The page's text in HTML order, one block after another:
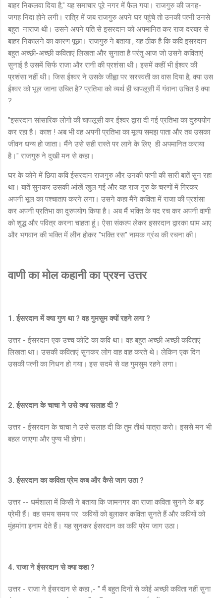
बाहर निकलवा दिया है," यह समाचार पूरे नगर में फैल गया। राजगुरु की जगह-
जगह निंदा होने लगी। रात्रि में जब राजगुरु अपने घर पहुंचे तो उनकी पत्नी उनसे
बहुत नाराज थी। उसने अपने पति से इसरदान को अपमानित कर राज दरबार से
बाहर निकालने का कारण पूछा। राजगुरु ने बताया , यह ठीक है कि कवि इसरदान
बहुत अच्छी-अच्छी कविताएं लिखता और सुनाता है परंतु आज जो उसने कविताएं
सुनाई है उसमें सिर्फ राजा और रानी की प्रशंसा थी। इसमें कहीं भी ईश्वर की
प्रशंसा नहीं थी। जिस ईश्वर ने उसके जीह्वा पर सरस्वती का वास दिया है, क्या उस
ईश्वर को भूल जाना उचित है? प्रतिभा को व्यर्थ ही चापलूसी में गंवाना उचित है क्या
?
"इसरदान सांसारिक लोगो की चापलूसी कर ईश्वर द्वारा दी गई प्रतिभा का दुरुपयोग
कर रहा है। काश ! अब भी वह अपनी प्रतिभा का मूल्य समझ पाता और तब उसका
जीवन धन्य हो जाता। मैंने उसे सही रास्ते पर लाने के लिए ही अपमानित कराया
है।" राजगुरु ने दुखी मन से कहा।
घर के कोने में छिपा कवि ईसरदान राजगुरु और उनकी पत्नी की सारी बातें सुन रहा
था। बातें सुनकर उसकी आंखें खुल गई और वह राज गुरु के चरणों में गिरकर
अपनी भूल का पश्चाताप करने लगा। उसने कहा मैंने कविता में राजा की प्रशंसा
कर अपनी प्रतिभा का दुरुपयोग किया है। अब मैं भक्ति के पद रच कर अपनी वाणी
को शुद्ध और पवित्र करना चाहता हूं। ऐसा संकल्प लेकर इसरदान द्वारका धाम आए
और भगवान की भक्ति में लीन होकर "भक्ति रस" नामक ग्रंथ की रचना की।
वाणी का मोल कहानी का प्रश्न उत्तर
1. ईसरदान में क्या गुण था ? वह गुमसुम क्यों रहने लगा ?
उत्तर - ईसरदान एक उच्च कोटि का कवि था। वह बहुत अच्छी अच्छी कविताएं
लिखता था। उसकी कविताएं सुनकर लोग वाह वाह करते थे। लेकिन एक दिन
उसकी पत्नी का निधन हो गया। इस सदमे से वह गुमसुम रहने लगा।
2. ईसरदान के चाचा ने उसे क्या सलाह दी ?
उत्तर - ईसरदान के चाचा ने उसे सलाह दी कि तुम तीर्थ यात्रा करो। इससे मन भी
बहल जाएगा और पुण्य भी होगा।
3. ईसरदान का कविता प्रेम कब और कैसे जाग उठा ?
उत्तर -- धर्मशाला में किसी ने बताया कि जामनगर का राजा कविता सुनने के बड़
प्रेमी हैं। वह समय समय पर कवियों को बुलाकर कविता सुनते हैं और कवियों को
मुंहमांगा इनाम देते हैं। यह सुनकर ईसरदान का कवि प्रेम जाग उठा।
4. राजा ने ईसरदान से क्या कहा ?
उत्तर - राजा ने ईसरदान से कहा ,- " मैं बहुत दिनों से कोई अच्छी कविता नहीं सुना